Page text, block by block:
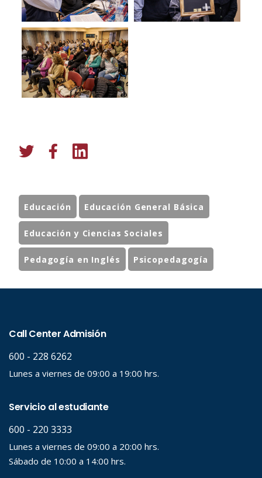
Educación Educación General Básica
Educación y Ciencias Sociales
Pedagogía en Inglés Psicopedagogía